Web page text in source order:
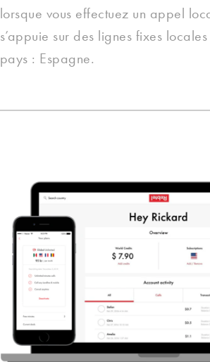
lorsque vous effectuez un appel
s’appuie sur des lignes fixes
pays : Espagne.